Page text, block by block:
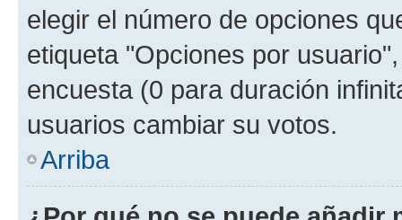
elegir el número de opciones
etiqueta "Opciones por
encuesta (0 para duración
usuarios cambiar su votos.
Arriba